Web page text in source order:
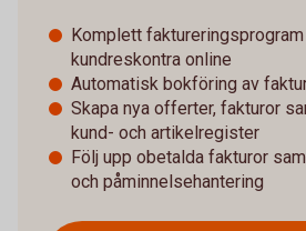
Komplett
kundreskontra online
Automatisk bokföring av
Skapa nya offerter, fakturor
kund- och artikelregister
Följ upp obetalda fakturor
och påminnelsehantering